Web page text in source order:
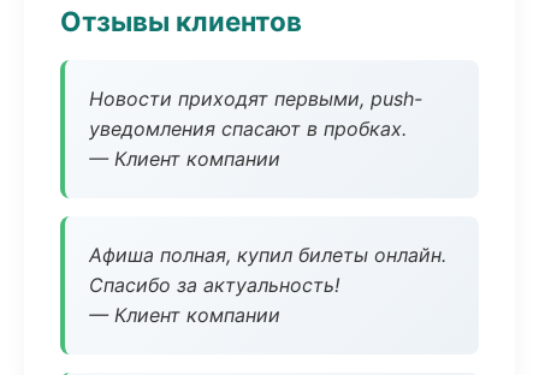
Отзывы клиентов
Новости приходят первыми, push-
уведомления спасают в пробках.
— Клиент компании
Афиша полная, купил билеты онлайн.
Спасибо за актуальность!
— Клиент компании